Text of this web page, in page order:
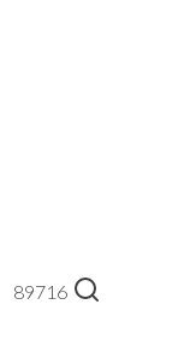
89716